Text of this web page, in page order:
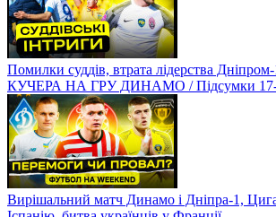
Помилки суддів, втрата лідерства
КУЧЕРА НА ГРУ ДИНАМО / Підсумки 17-
Вирішальний матч Динамо і Дніпра-1,